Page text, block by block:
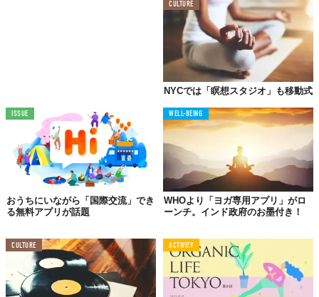
CULTURE
NYCでは「瞑想スタジオ」も移動式
ISSUE
おうちにいながら「国際交流」でき
る無料アプリが話題
WELL-BEING
WHOより「ヨガ専用アプリ」がロ
ーンチ。インド政府のお墨付き！
CULTURE ACTIVITY